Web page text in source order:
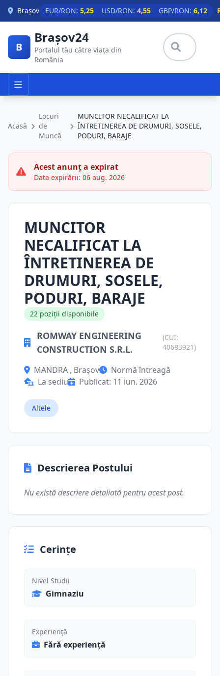
Skip to main content
Brașov EUR/RON: 5,25 USD/RON: 4,55 GBP/RON: 6,12
B
Brașov24
Portalul tău către viața din
România
Acasă
Locuri
de
Muncă
MUNCITOR NECALIFICAT LA
ÎNTRETINEREA DE DRUMURI, SOSELE,
PODURI, BARAJE
Acest anunț a expirat
Data expirării: 06 aug. 2026
MUNCITOR
NECALIFICAT LA
ÎNTRETINEREA DE
DRUMURI, SOSELE,
PODURI, BARAJE
22 poziții disponibile
ROMWAY ENGINEERING
CONSTRUCTION S.R.L.
(CUI:
40683921)
MANDRA , Brașov
Normă întreagă
La sediu
Publicat: 11 iun. 2026
Altele
Descrierea Postului
Nu există descriere detaliată pentru acest post.
Cerințe
Nivel Studii
Gimnaziu
Experiență
Fără experiență